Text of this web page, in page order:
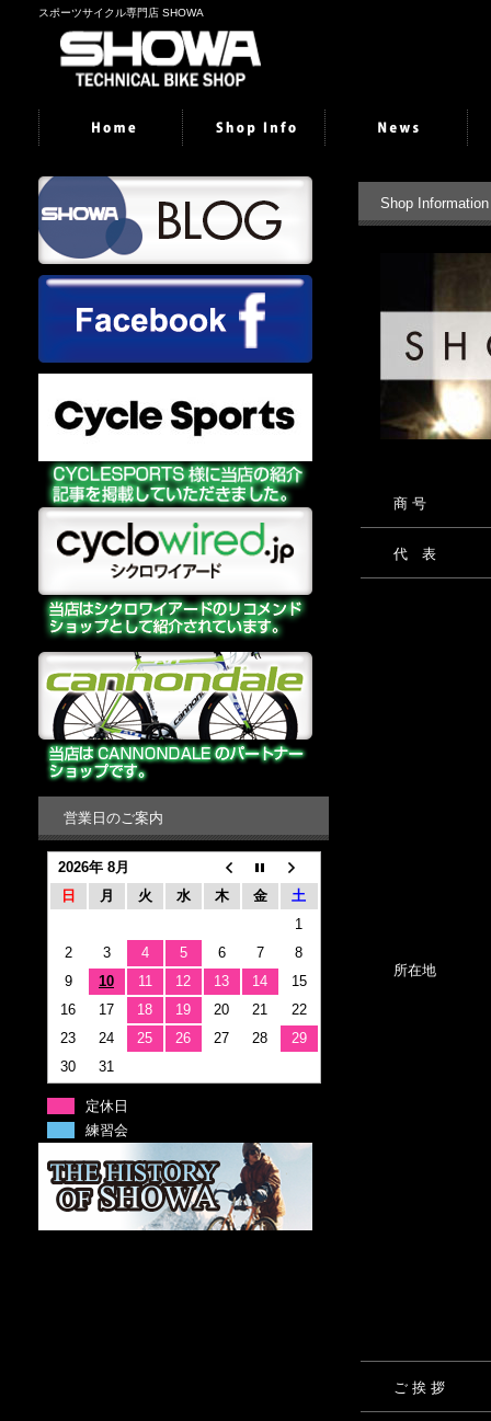
スポーツサイクル専門店 SHOWA
Shop Information
商 号
代 表
所在地
ご 挨 拶
営業日のご案内
2026年 8月
日
月 火 水 木 金
土
1
2
3 4 5 6 7
8
9
10 11 12 13 14
15
16
17 18 19 20 21
22
23
24 25 26 27 28
29
30
31
定休日
練習会